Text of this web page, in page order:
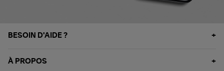
BESOIN D'AIDE ?
À PROPOS